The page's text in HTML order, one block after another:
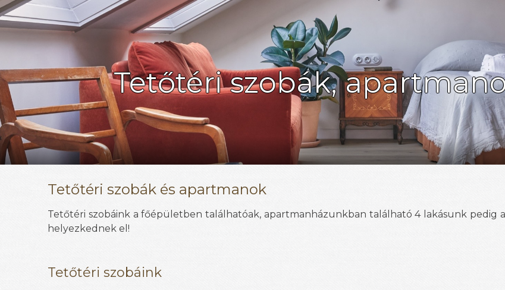
Tetőtéri szobák,
Tetőtéri szobák és apartmanok
Tetőtéri szobáink a főépületben találhatóak, apartmanházunkban található 4 lakásunk pedig
helyezkednek el!
Tetőtéri szobáink